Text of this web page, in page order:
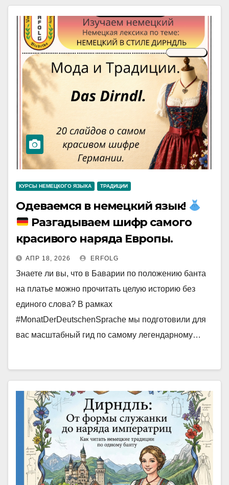
КУРСЫ НЕМЕЦКОГО ЯЗЫКА ТРАДИЦИИ
Одеваемся в немецкий язык!
Разгадываем шифр самого
красивого наряда Европы.
АПР 18, 2026 ERFOLG
Знаете ли вы, что в Баварии по положению банта
на платье можно прочитать целую историю без
единого слова? В рамках
#MonatDerDeutschenSprache мы подготовили для
вас масштабный гид по самому легендарному…